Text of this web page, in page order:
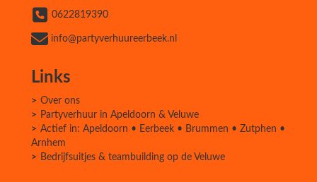
0622819390
info@partyverhuureerbeek.nl
Links
Over ons
Partyverhuur in Apeldoorn & Veluwe
Actief in: Apeldoorn • Eerbeek • Brummen • Zutphen •
Arnhem
Bedrijfsuitjes & teambuilding op de Veluwe